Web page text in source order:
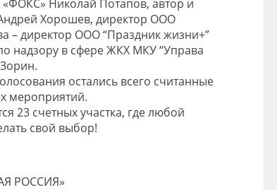
Николай Потапов, автор и
Хорошев, директор ООО
– директор ООО “Праздник жизни+”
надзору в сфере ЖКХ МКУ “Управа
остались всего считанные
мероприятий.
23 счетных участка, где любой
свой выбор!
РОССИЯ»